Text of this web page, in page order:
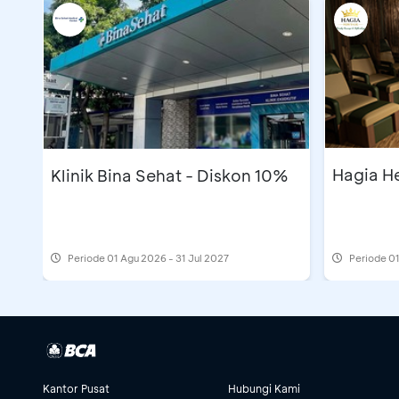
Klinik Bina Sehat - Diskon 10%
Periode01 Agu 2026 - 31 Jul 2027
Hagia
Periode
Kantor Pusat Hubungi Kami